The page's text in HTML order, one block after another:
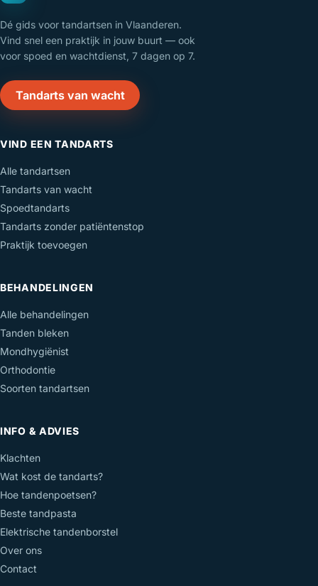
Dé gids voor tandartsen in Vlaanderen.
Vind snel een praktijk in jouw buurt — ook
voor spoed en wachtdienst, 7 dagen op 7.
Tandarts van wacht
VIND EEN TANDARTS
Alle tandartsen
Tandarts van wacht
Spoedtandarts
Tandarts zonder patiëntenstop
Praktijk toevoegen
BEHANDELINGEN
Alle behandelingen
Tanden bleken
Mondhygiënist
Orthodontie
Soorten tandartsen
INFO & ADVIES
Klachten
Wat kost de tandarts?
Hoe tandenpoetsen?
Beste tandpasta
Elektrische tandenborstel
Over ons
Contact